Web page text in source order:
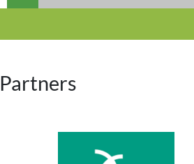
Partners